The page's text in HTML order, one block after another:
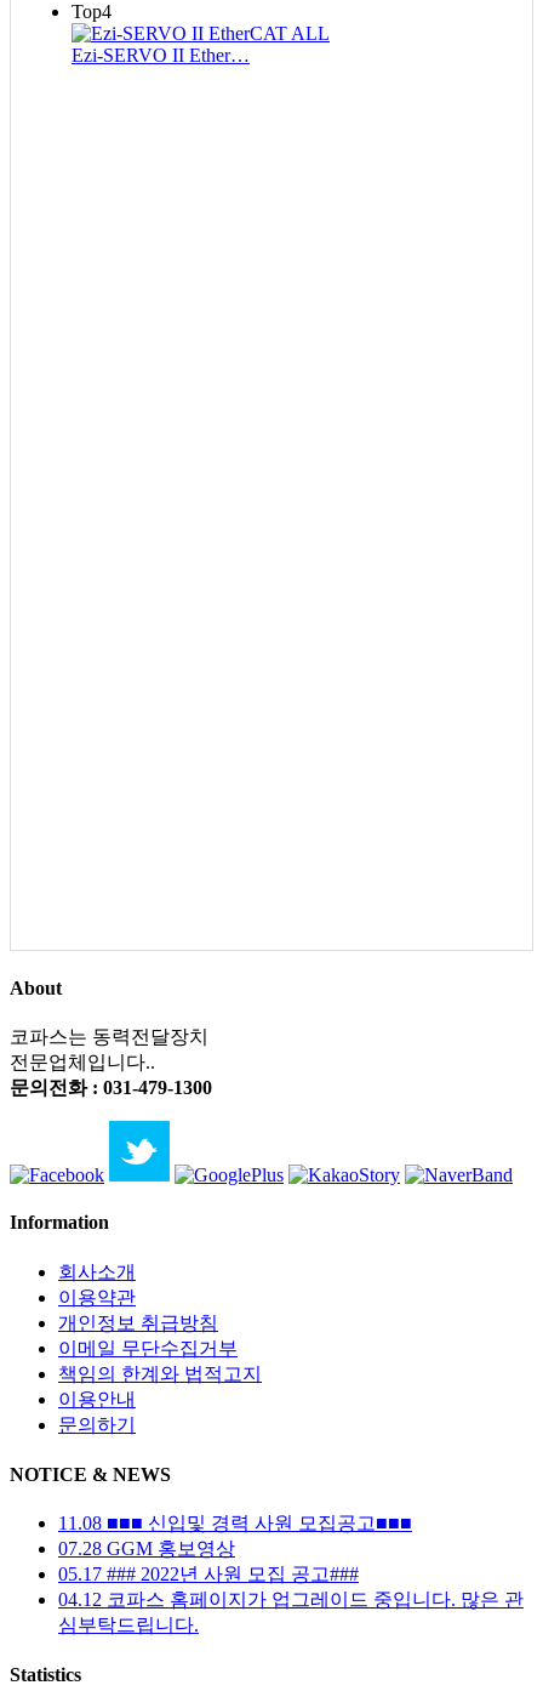
Top4
Ezi-SERVO II Ether…
About
코파스는 동력전달장치
전문업체입니다..
문의전화 : 031-479-1300
Information
회사소개
이용약관
개인정보 취급방침
이메일 무단수집거부
책임의 한계와 법적고지
이용안내
문의하기
NOTICE & NEWS
11.08 ■■■ 신입및 경력 사원 모집공고■■■
07.28 GGM 홍보영상
05.17 ### 2022년 사원 모집 공고###
04.12 코파스 홈페이지가 업그레이드 중입니다. 많은 관
심부탁드립니다.
Statistics